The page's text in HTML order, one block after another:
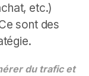
etc.)
sont des
du trafic et